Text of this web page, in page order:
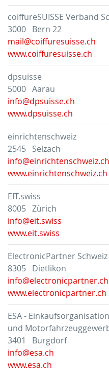
coiffureSUISSE Verband
3000 Bern 22
mail@coiffuresuisse.ch
www.coiffuresuisse.ch
dpsuisse
5000 Aarau
info@dpsuisse.ch
www.dpsuisse.ch
einrichtenschweiz
2545 Selzach
info@einrichtenschweiz.ch
www.einrichtenschweiz.ch
EIT.swiss
8005 Zürich
info@eit.swiss
www.eit.swiss
ElectronicPartner Schweiz
8305 Dietlikon
info@electronicpartner.ch
www.electronicpartner.ch
ESA -
und
3401 Burgdorf
info@esa.ch
www.esa.ch